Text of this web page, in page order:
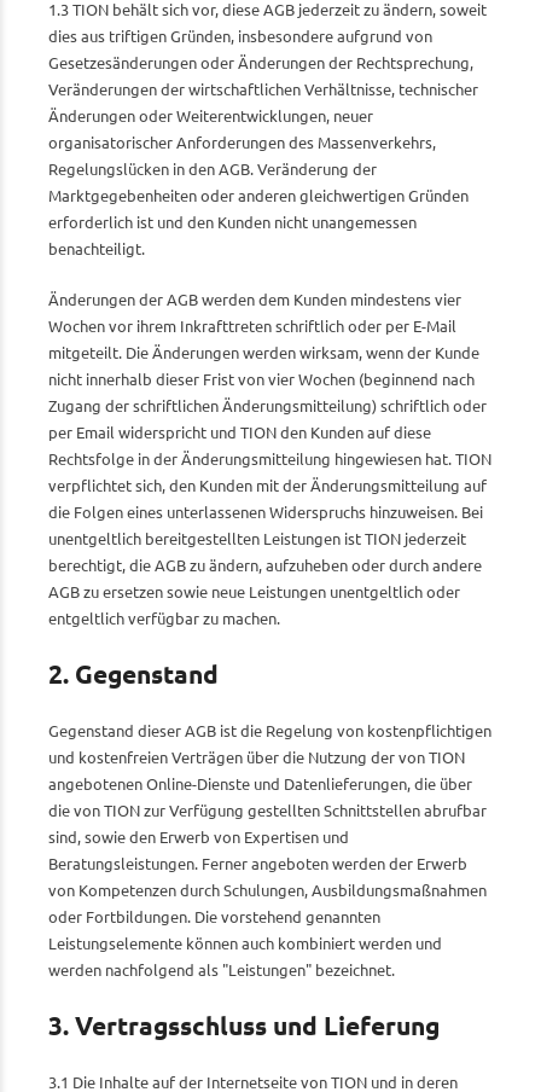
1.3 TION behält sich vor, diese AGB jederzeit zu ändern, soweit
dies aus triftigen Gründen, insbesondere aufgrund von
Gesetzesänderungen oder Änderungen der Rechtsprechung,
Veränderungen der wirtschaftlichen Verhältnisse, technischer
Änderungen oder Weiterentwicklungen, neuer
organisatorischer Anforderungen des Massenverkehrs,
Regelungslücken in den AGB. Veränderung der
Marktgegebenheiten oder anderen gleichwertigen Gründen
erforderlich ist und den Kunden nicht unangemessen
benachteiligt.
Änderungen der AGB werden dem Kunden mindestens vier
Wochen vor ihrem Inkrafttreten schriftlich oder per E-Mail
mitgeteilt. Die Änderungen werden wirksam, wenn der Kunde
nicht innerhalb dieser Frist von vier Wochen (beginnend nach
Zugang der schriftlichen Änderungsmitteilung) schriftlich oder
per Email widerspricht und TION den Kunden auf diese
Rechtsfolge in der Änderungsmitteilung hingewiesen hat. TION
verpflichtet sich, den Kunden mit der Änderungsmitteilung auf
die Folgen eines unterlassenen Widerspruchs hinzuweisen. Bei
unentgeltlich bereitgestellten Leistungen ist TION jederzeit
berechtigt, die AGB zu ändern, aufzuheben oder durch andere
AGB zu ersetzen sowie neue Leistungen unentgeltlich oder
entgeltlich verfügbar zu machen.
2. Gegenstand
Gegenstand dieser AGB ist die Regelung von kostenpflichtigen
und kostenfreien Verträgen über die Nutzung der von TION
angebotenen Online-Dienste und Datenlieferungen, die über
die von TION zur Verfügung gestellten Schnittstellen abrufbar
sind, sowie den Erwerb von Expertisen und
Beratungsleistungen. Ferner angeboten werden der Erwerb
von Kompetenzen durch Schulungen, Ausbildungsmaßnahmen
oder Fortbildungen. Die vorstehend genannten
Leistungselemente können auch kombiniert werden und
werden nachfolgend als "Leistungen" bezeichnet.
3. Vertragsschluss und Lieferung
3.1 Die Inhalte auf der Internetseite von TION und in deren